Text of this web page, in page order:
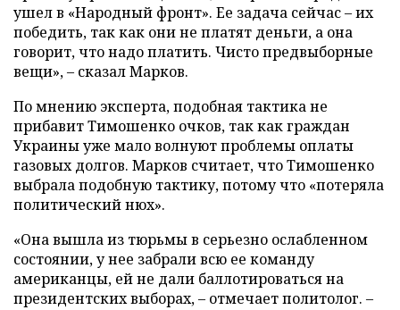
ушел в «Народный фронт». Ее задача сейчас – их
победить, так как они не платят деньги, а она
говорит, что надо платить. Чисто предвыборные
вещи», – сказал Марков.
По мнению эксперта, подобная тактика не
прибавит Тимошенко очков, так как граждан
Украины уже мало волнуют проблемы оплаты
газовых долгов. Марков считает, что Тимошенко
выбрала подобную тактику, потому что «потеряла
политический нюх».
«Она вышла из тюрьмы в серьезно ослабленном
состоянии, у нее забрали всю ее команду
американцы, ей не дали баллотироваться на
президентских выборах, – отмечает политолог. –